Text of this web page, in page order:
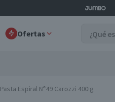
Ofertas
Pasta Espiral N°49 Carozzi 400 g